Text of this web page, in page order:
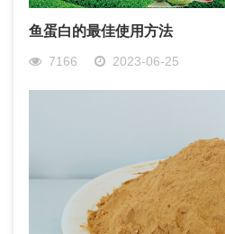
鱼蛋白的最佳使用方法
7166 2023-06-25